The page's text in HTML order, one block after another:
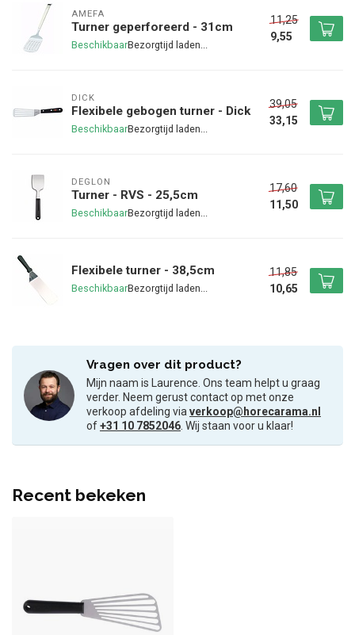
AMEFA
Turner geperforeerd - 31cm
Beschikbaar
11,25
9,55
DICK
Flexibele gebogen turner - Dick
Beschikbaar
39,05
33,15
DEGLON
Turner - RVS - 25,5cm
Beschikbaar
17,60
11,50
Flexibele turner - 38,5cm
Beschikbaar
11,85
10,65
Vragen over dit product?
Mijn naam is Laurence. Ons team helpt u graag
verder. Neem gerust contact op met onze
verkoop afdeling viaverkoop@horecarama.nl
of+31 10 7852046. Wij staan voor u klaar!
Recent bekeken